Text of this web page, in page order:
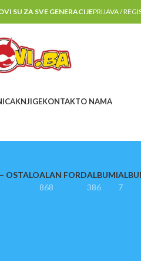
SU ZA SVE GENERACIJEPRIJAVA /
KNJIGEKONTAKTO NAMA
OSTALOALAN FORD
868
ALBUMI
386
7